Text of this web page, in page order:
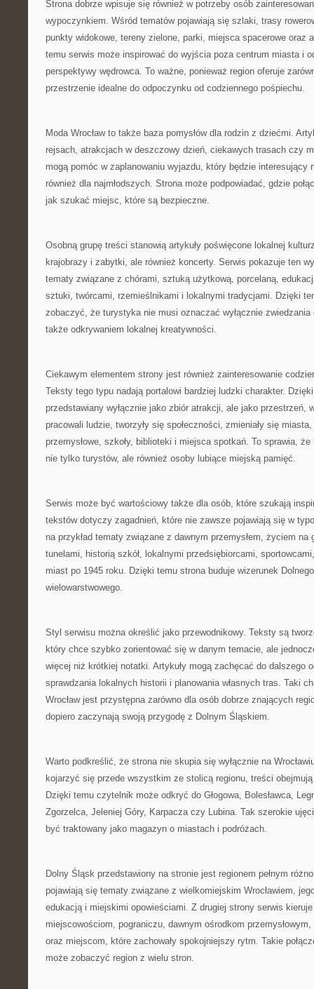
Strona dobrze wpisuje się również w potrzeby osób
wypoczynkiem. Wśród tematów pojawiają się szlaki, trasy
punkty widokowe, tereny zielone, parki, miejsca spacerowe oraz
temu serwis może inspirować do wyjścia poza centrum miasta i
perspektywy wędrowca. To ważne, ponieważ region oferuje
przestrzenie idealne do odpoczynku od codziennego pośpiechu.
Moda Wrocław to także baza pomysłów dla rodzin z dziećmi.
rejsach, atrakcjach w deszczowy dzień, ciekawych trasach czy
mogą pomóc w zaplanowaniu wyjazdu, który będzie interesujący
również dla najmłodszych. Strona może podpowiadać, gdzie
jak szukać miejsc, które są bezpieczne.
Osobną grupę treści stanowią artykuły poświęcone lokalnej
krajobrazy i zabytki, ale również koncerty. Serwis pokazuje ten
tematy związane z chórami, sztuką użytkową, porcelaną,
sztuki, twórcami, rzemieślnikami i lokalnymi tradycjami. Dzięki
zobaczyć, że turystyka nie musi oznaczać wyłącznie
także odkrywaniem lokalnej kreatywności.
Ciekawym elementem strony jest również zainteresowanie
Teksty tego typu nadają portalowi bardziej ludzki charakter.
przedstawiany wyłącznie jako zbiór atrakcji, ale jako przestrzeń,
pracowali ludzie, tworzyły się społeczności, zmieniały się miasta,
przemysłowe, szkoły, biblioteki i miejsca spotkań. To sprawia,
nie tylko turystów, ale również osoby lubiące miejską pamięć.
Serwis może być wartościowy także dla osób, które szukają
tekstów dotyczy zagadnień, które nie zawsze pojawiają się w
na przykład tematy związane z dawnym przemysłem, życiem na
tunelami, historią szkół, lokalnymi przedsiębiorcami,
miast po 1945 roku. Dzięki temu strona buduje wizerunek
wielowarstwowego.
Styl serwisu można określić jako przewodnikowy. Teksty są
który chce szybko zorientować się w danym temacie, ale
więcej niż krótkiej notatki. Artykuły mogą zachęcać do dalszego
sprawdzania lokalnych historii i planowania własnych tras. Taki
Wrocław jest przystępna zarówno dla osób dobrze znających
dopiero zaczynają swoją przygodę z Dolnym Śląskiem.
Warto podkreślić, że strona nie skupia się wyłącznie na
kojarzyć się przede wszystkim ze stolicą regionu, treści
Dzięki temu czytelnik może odkryć do Głogowa, Bolesławca,
Zgorzelca, Jeleniej Góry, Karpacza czy Lubina. Tak szerokie
być traktowany jako magazyn o miastach i podróżach.
Dolny Śląsk przedstawiony na stronie jest regionem pełnym
pojawiają się tematy związane z wielkomiejskim Wrocławiem,
edukacją i miejskimi opowieściami. Z drugiej strony serwis kieruje
miejscowościom, pograniczu, dawnym ośrodkom
oraz miejscom, które zachowały spokojniejszy rytm. Takie
może zobaczyć region z wielu stron.